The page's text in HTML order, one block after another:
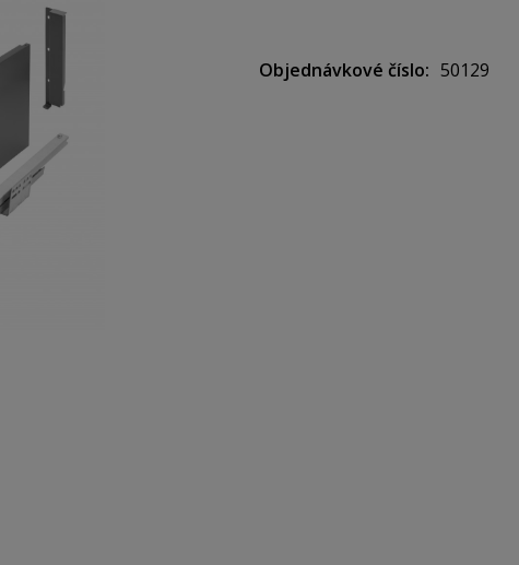
Výsuvy zabezpečujú tichý a
Objednávkové číslo 50129